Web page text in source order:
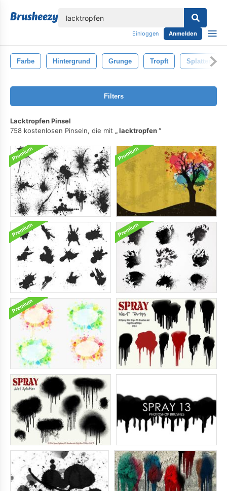
Einloggen Anmelden
Farbe Hintergrund Grunge Tropft Splatter
Filters
Lacktropfen Pinsel
758 kostenlosen Pinseln, die mit
lacktropfen